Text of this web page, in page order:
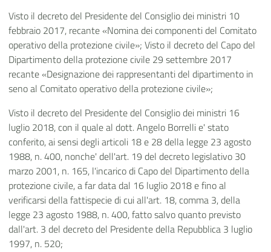
Visto il decreto del Presidente del Consiglio dei ministri 10
febbraio 2017, recante «Nomina dei componenti del Comitato
operativo della protezione civile»; Visto il decreto del Capo del
Dipartimento della protezione civile 29 settembre 2017
recante «Designazione dei rappresentanti del dipartimento in
seno al Comitato operativo della protezione civile»;
Visto il decreto del Presidente del Consiglio dei ministri 16
luglio 2018, con il quale al dott. Angelo Borrelli e' stato
conferito, ai sensi degli articoli 18 e 28 della legge 23 agosto
1988, n. 400, nonche' dell'art. 19 del decreto legislativo 30
marzo 2001, n. 165, l'incarico di Capo del Dipartimento della
protezione civile, a far data dal 16 luglio 2018 e fino al
verificarsi della fattispecie di cui all'art. 18, comma 3, della
legge 23 agosto 1988, n. 400, fatto salvo quanto previsto
dall'art. 3 del decreto del Presidente della Repubblica 3 luglio
1997, n. 520;